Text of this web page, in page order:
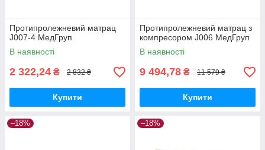
Протипролежневий матрац
J007-4 МедГруп
В наявності
2 322,24 ₴ 2 832 ₴
Купити
Протипролежневий матрац з
компресором J006 МедГруп
В наявності
9 494,78 ₴ 11 579 ₴
Купити
–18% –18%